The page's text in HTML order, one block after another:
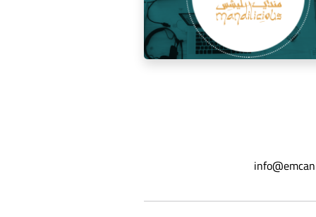
السوشيال ميديا لمطعم مندي
ليشس